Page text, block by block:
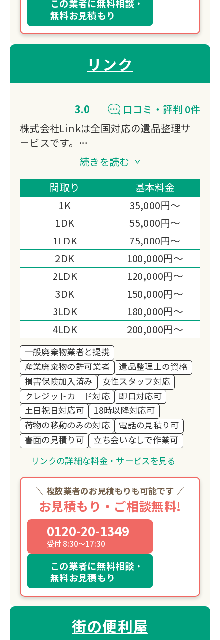
この業者に無料相談・
無料お見積もり
リンク
3.0
口コミ・評判 0件
株式会社Linkは全国対応の遺品整理サ
ービスです。
遺品整理・生前整理・特殊清掃・ゴミ屋
敷片付け・不用品回収など幅広く対応。
遺品整理士在籍で買取も同時に行い、業
界最安値に挑戦中です。
続きを読む
間取り
基本料金
1K
35,000円～
1DK
55,000円～
1LDK
75,000円～
2DK
100,000円～
2LDK
120,000円～
3DK
150,000円～
3LDK
180,000円～
4LDK
200,000円～
一般廃棄物業者と提携
産業廃棄物の許可業者
遺品整理士の資格
損害保険加入済み
女性スタッフ対応
クレジットカード対応
即日対応可
土日祝日対応可
18時以降対応可
荷物の移動のみの対応
電話の見積り可
書面の見積り可
立ち会いなしで作業可
リンクの詳細な料金・サービスを見る
複数業者のお見積もりも可能です
お見積もり・ご相談無料!
0120-20-1349
受付 8:30～17:30
この業者に無料相談・
無料お見積もり
街の便利屋